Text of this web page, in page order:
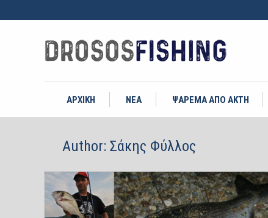
ΑΡΧΙΚΗ ΝΕΑ ΨΑΡΕΜΑ ΑΠΟ ΑΚΤΗ
Author: Σάκης Φύλλος